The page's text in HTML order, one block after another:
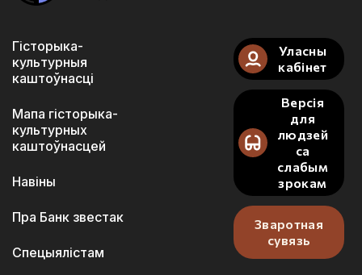
Гісторыка-
культурныя
каштоўнасці
Мапа гісторыка-
культурных
каштоўнасцей
Навіны
Пра Банк звестак
Спецыялістам
Уласны
кабінет
Версія
для
людзей
са
слабым
зрокам
Зваротная
сувязь